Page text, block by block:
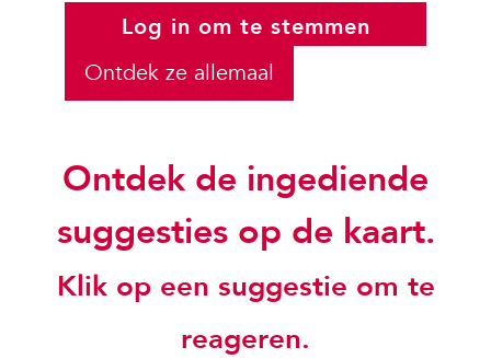
Wezenberg, De Singel, Albert Heijn, Domein
Hertoghepark, het nieuwe woonproject Louise
Marie. Groene toegang tot de Stad.
Log in om te stemmen
Ontdek ze allemaal
Ontdek de ingediende
suggesties op de kaart.
Klik op een suggestie om te
reageren.